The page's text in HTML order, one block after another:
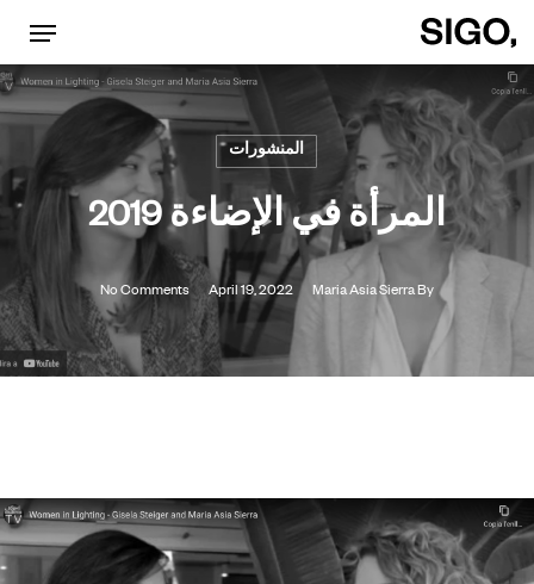
المنشورات
المرأة في الإضاءة 2019
By
Maria Asia Sierra
April 19, 2022
No Comments